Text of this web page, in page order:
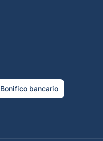
Bonifico bancario